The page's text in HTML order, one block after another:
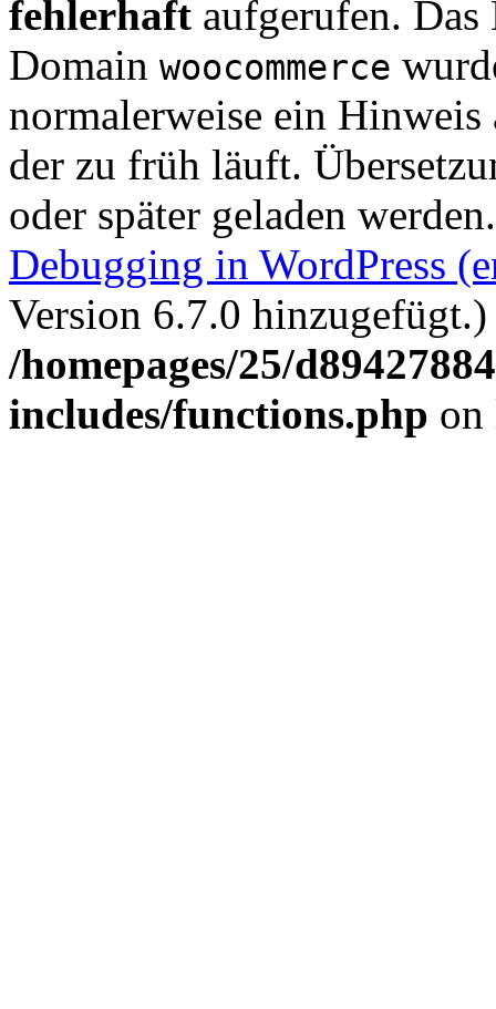
fehlerhaft aufgerufen.
Domain woocommerce
normalerweise ein
der zu früh läuft.
oder später geladen
Debugging in WordPress
Version 6.7.0
/homepages/25/
includes/functions.php